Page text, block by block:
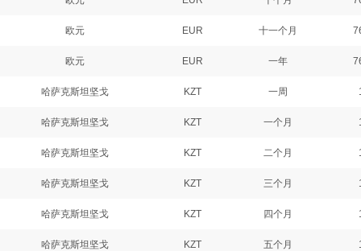
欧元 EUR 十一个月
欧元 EUR 一年
哈萨克斯坦坚戈 KZT 一周
哈萨克斯坦坚戈 KZT 一个月
哈萨克斯坦坚戈 KZT 二个月
哈萨克斯坦坚戈 KZT 三个月
哈萨克斯坦坚戈 KZT 四个月
哈萨克斯坦坚戈 KZT 五个月